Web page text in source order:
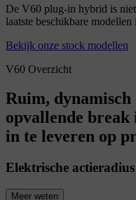
De V60 plug-in hybrid is
laatste beschikbare modellen
Bekijk onze stock modellen
V60 Overzicht
Ruim, dynamisch
opvallende break
in te leveren op
Elektrische
Meer weten